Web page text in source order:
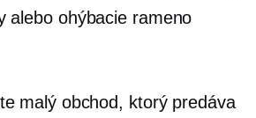
alebo ohýbacie rameno
malý obchod, ktorý predáva